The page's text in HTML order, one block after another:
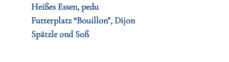
Heißes Essen, pedu
Futterplatz “Bouillon”, Dijon
Spätzle ond Soß